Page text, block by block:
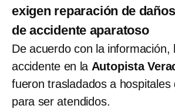
exigen reparación de
de accidente aparatoso
De acuerdo con la información,
accidente en la Autopista
fueron trasladados a hospitales
para ser atendidos.